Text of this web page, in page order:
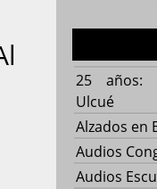
25 años:
Ulcué
Alzados en
Audios
Audios